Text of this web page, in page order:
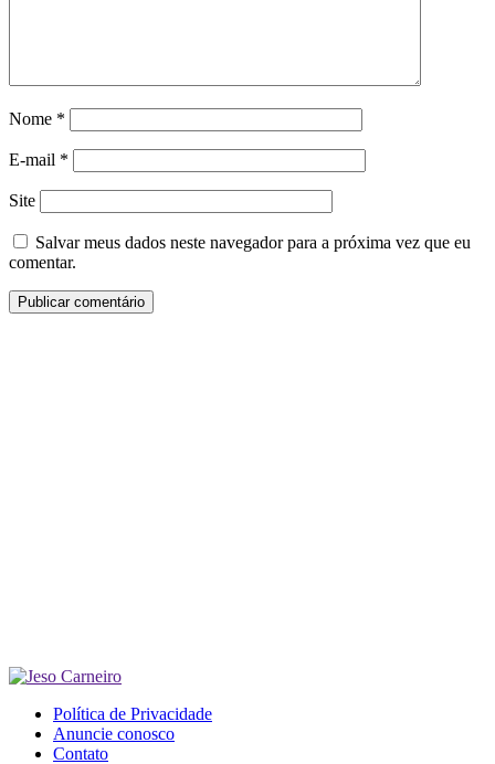
Nome *
E-mail *
Site
Salvar meus dados neste navegador para a próxima vez que eu
comentar.
Política de Privacidade
Anuncie conosco
Contato